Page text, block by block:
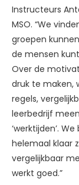
Instructeurs
MSO. “We
groepen
de mensen
Over de
druk te maken,
regels,
leerbedrijf
‘werktijden’.
helemaal klaar
vergelijkbaar
werkt goed.”